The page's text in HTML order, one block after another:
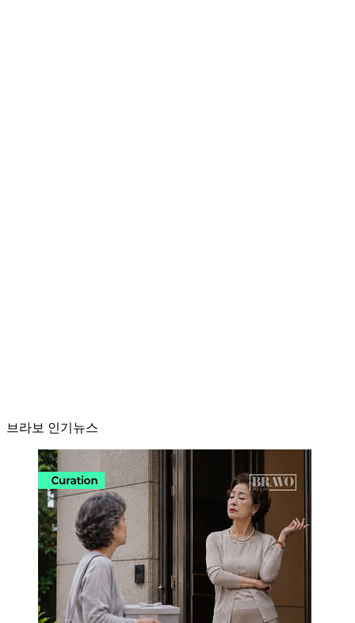
브라보 인기뉴스